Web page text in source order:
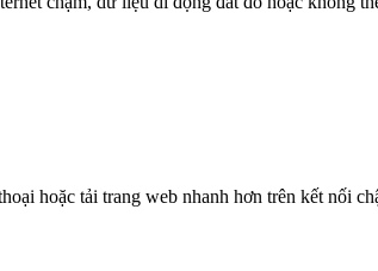
hoặc tải trang web nhanh hơn trên kết nối